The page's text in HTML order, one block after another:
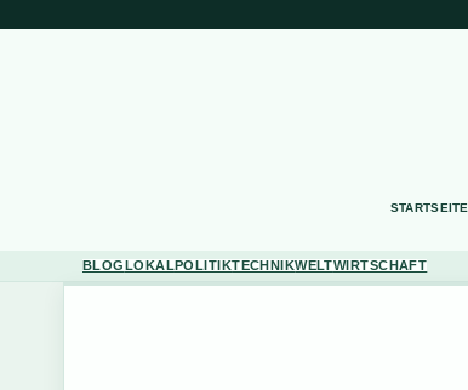
STARTSEITE
BLOGLOKALPOLITIKTECHNIKWELTWIRTSCHAFT